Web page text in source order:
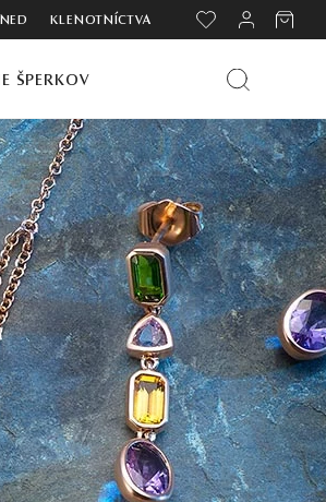
KLENOTNÍCTVA
ŠPERKOV